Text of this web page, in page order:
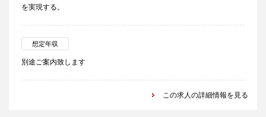
を実現する。
想定年収
別途ご案内致します
この求人の詳細情報を見る